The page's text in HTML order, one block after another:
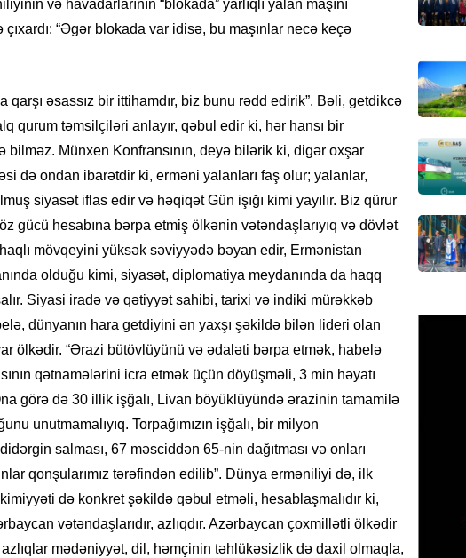
və havadarlarının “blokada” yarlıqlı yalan maşını
çıxardı: “Əgər blokada var idisə, bu maşınlar necə keçə
qarşı əsassız bir ittihamdır, biz bunu rədd edirik”. Bəli, getdikcə
qurum təmsilçiləri anlayır, qəbul edir ki, hər hansı bir
bilməz. Münxen Konfransının, deyə bilərik ki, digər oxşar
də ondan ibarətdir ki, erməni yalanları faş olur; yalanlar,
siyasət iflas edir və həqiqət Gün işığı kimi yayılır. Biz qürur
gücü hesabına bərpa etmiş ölkənin vətəndaşlarıyıq və dövlət
haqlı mövqeyini yüksək səviyyədə bəyan edir, Ermənistan
olduğu kimi, siyasət, diplomatiya meydanında da haqq
Siyasi iradə və qətiyyət sahibi, tarixi və indiki mürəkkəb
dünyanın hara getdiyini ən yaxşı şəkildə bilən lideri olan
ölkədir. “Ərazi bütövlüyünü və ədaləti bərpa etmək, habelə
qətnamələrini icra etmək üçün döyüşməli, 3 min həyatı
görə də 30 illik işğalı, Livan böyüklüyündə ərazinin tamamilə
unutmamalıyıq. Torpağımızın işğalı, bir milyon
salması, 67 məsciddən 65-nin dağıtması və onları
qonşularımız tərəfindən edilib”. Dünya erməniliyi də, ilk
də konkret şəkildə qəbul etməli, hesablaşmalıdır ki,
vətəndaşlarıdır, azlıqdır. Azərbaycan çoxmillətli ölkədir
mədəniyyət, dil, həmçinin təhlükəsizlik də daxil olmaqla,
REKLAM
HADISƏ